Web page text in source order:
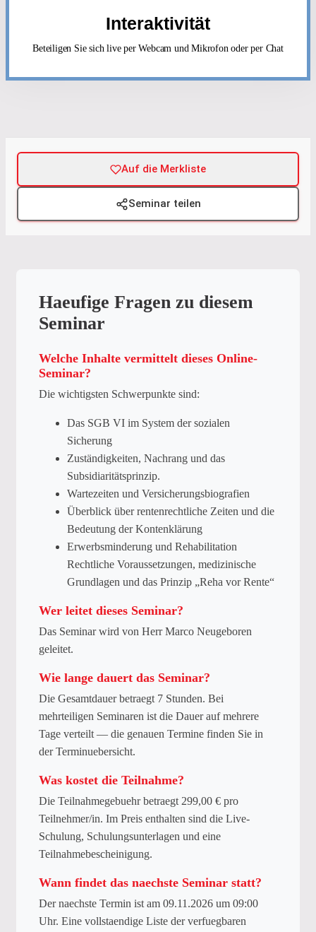
Interaktivität
Beteiligen Sie sich live per Webcam und Mikrofon oder per Chat
Auf die Merkliste
Seminar teilen
Haeufige Fragen zu diesem
Seminar
Welche Inhalte vermittelt dieses Online-
Seminar?
Die wichtigsten Schwerpunkte sind:
Das SGB VI im System der sozialen
Sicherung
Zuständigkeiten, Nachrang und das
Subsidiaritätsprinzip.
Wartezeiten und Versicherungsbiografien
Überblick über rentenrechtliche Zeiten und die
Bedeutung der Kontenklärung
Erwerbsminderung und Rehabilitation
Rechtliche Voraussetzungen, medizinische
Grundlagen und das Prinzip „Reha vor Rente“
Wer leitet dieses Seminar?
Das Seminar wird von Herr Marco Neugeboren
geleitet.
Wie lange dauert das Seminar?
Die Gesamtdauer betraegt 7 Stunden. Bei
mehrteiligen Seminaren ist die Dauer auf mehrere
Tage verteilt — die genauen Termine finden Sie in
der Terminuebersicht.
Was kostet die Teilnahme?
Die Teilnahmegebuehr betraegt 299,00 € pro
Teilnehmer/in. Im Preis enthalten sind die Live-
Schulung, Schulungsunterlagen und eine
Teilnahmebescheinigung.
Wann findet das naechste Seminar statt?
Der naechste Termin ist am 09.11.2026 um 09:00
Uhr. Eine vollstaendige Liste der verfuegbaren